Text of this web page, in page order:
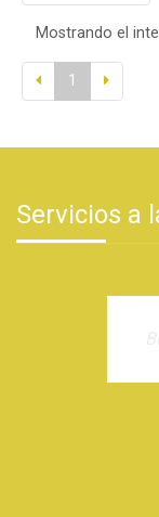
Mostrando el
1
Servicios a